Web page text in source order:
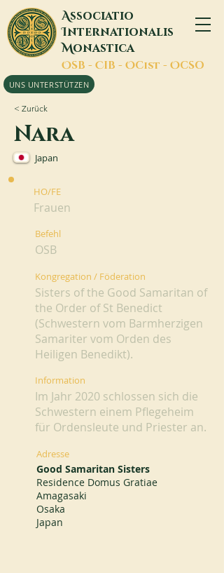
Associatio
Internationalis
Monastica
OSB - CIB - OCist - OCSO
UNS UNTERSTÜTZEN
< Zurück
Nara
Japan
HO/FE
Frauen
Befehl
OSB
Kongregation / Föderation
Sisters of the Good Samaritan of
the Order of St Benedict
(Schwestern vom Barmherzigen
Samariter vom Orden des
Heiligen Benedikt).
Information
Im Jahr 2020 schlossen sich die
Schwestern einem Pflegeheim
für Ordensleute und Priester an.
Adresse
Good Samaritan Sisters
Residence Domus Gratiae
Amagasaki
Osaka
Japan